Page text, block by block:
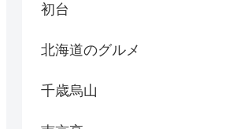
初台
北海道のグルメ
千歳烏山